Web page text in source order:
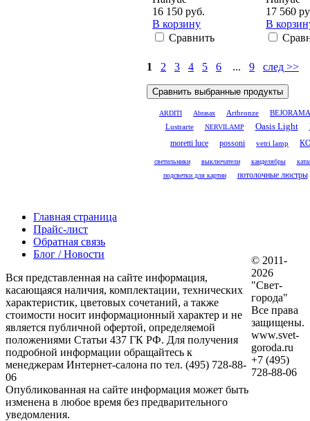
16 150 руб.
В корзину
Сравнить
17 560
В
1 2 3 4 5 6 ... 9 след >>
ARDITI Abrasax Artbronze BEJORAMA
Lustrarte NERVILAMP Oasis Light
moretti luce
possoni vetri lamp
светильники выключатели канделябры
подсветки для картин
потолочные люстры
Главная страница
Прайс-лист
Обратная связь
Блог / Новости
Вся представленная на сайте информация,
касающаяся наличия, комплектации, технических
характеристик, цветовых сочетаний, а также
стоимости носит информационный характер и не
является публичной офертой, определяемой
положениями Статьи 437 ГК РФ. Для получения
подробной информации обращайтесь к
менеджерам Интернет-салона по тел. (495) 728-88-
06
Опубликованная на сайте информация может быть
изменена в любое время без предварительного
уведомления.
© 2011-
2026
"Свет-
города"
Все права
защищены.
www.svet-
goroda.ru
+7 (495)
728-88-06